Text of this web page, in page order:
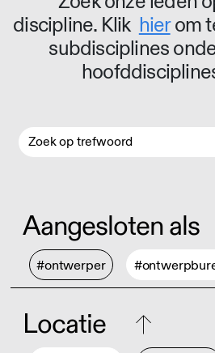
discipline. Klik hierom
subdisciplines
Aangesloten als
#ontwerper
Locatie